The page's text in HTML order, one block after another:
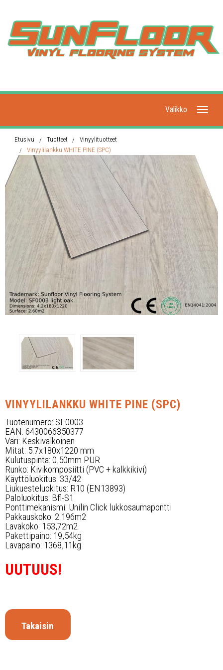
Valikko
Etusivu
Uutiset
Tuotteet
Jälleenmyyjät
Yhteystiedot
Referenssit
UKK, takuuehdot
Ota yhteyttä
Etusivu Tuotteet
Vinyylituotteet
Vinyylilankku WHITE PINE (SPC)
VINYYLILANKKU WHITE PINE (SPC)
Tuotenumero: SF0003
EAN: 6430066350377
Väri: Keskivalkoinen
Mitat: 5.7x180x1220 mm
Kulutuspinta: 0.50mm PUR
Runko: Kivikomposiitti (PVC + kalkkikivi)
Käyttöluokitus: 33/42
Liukuesteluokitus: R10 (EN13893)
Paloluokitus: Bfl-S1
Ponttimekanismi: Unilin Click lukkosaumapontti
Pakkauskoko: 2.196m2
Lavakoko: 153,72m2
Pakettipaino: 19,54kg
Lavapaino: 1368,11kg
UUTUUS!
Takaisin